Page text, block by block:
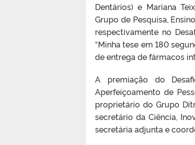
Dentários) e Mariana
Grupo de Pesquisa,
respectivamente no
“Minha tese em 180
de entrega de fármacos
A premiação do
Aperfeiçoamento de
proprietário do Grupo
secretário da Ciência,
secretária adjunta e